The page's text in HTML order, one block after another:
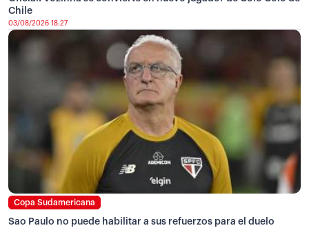
Chile
03/08/2026 18:27
Copa Sudamericana
Sao Paulo no puede habilitar a sus refuerzos para el duelo